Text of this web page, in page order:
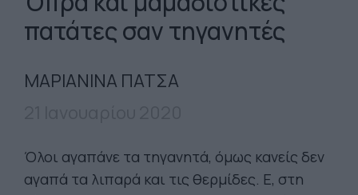
πατάτες σαν τηγανητές
ΜΑΡΙΑΝΙΝΑ ΠΑΤΣΑ
Όλοι αγαπάνε τα τηγανητά, όμως κανείς δεν
αγαπά τα λιπαρά και τις θερμίδες. Ε, στη